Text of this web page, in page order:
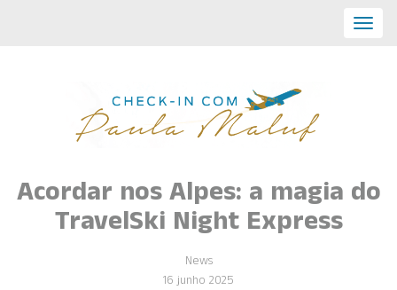
Acordar nos Alpes: a magia do
TravelSki Night Express
News
16 junho 2025